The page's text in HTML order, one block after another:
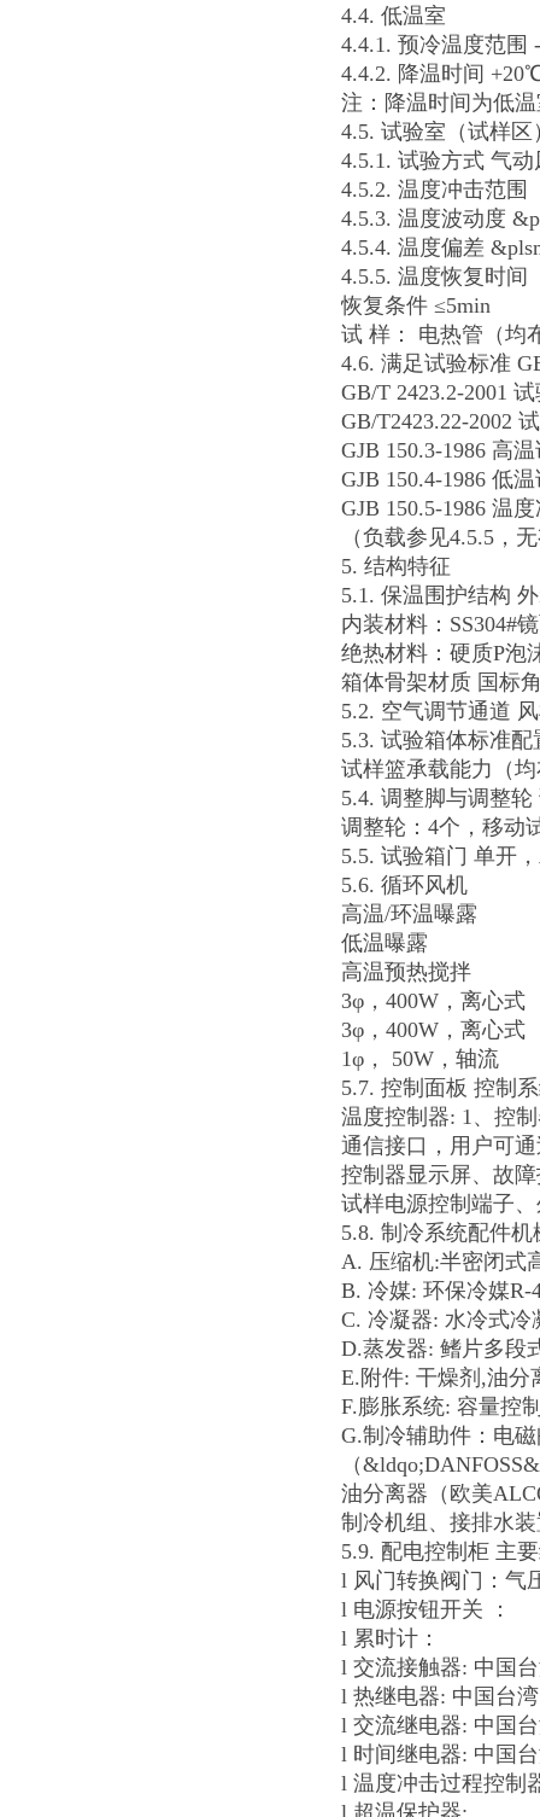
4.4. 低温室
4.4.1. 预冷温度范
4.4.2. 降温时间
注：降温时间为低
4.5. 试验室（试样区
4.5.1. 试验方式 气
4.5.2. 温度冲击范
4.5.3. 温度波动度
4.5.4. 温度偏差
4.5.5. 温度恢复时间
恢复条件 ≤5min
试 样： 电热管（均
4.6. 满足试验标准
GB/T 2423.2-2001
GB/T2423.22-2002
GJB 150.3-1986 高
GJB 150.4-1986 低
GJB 150.5-1986 温
（负载参见4.5.5，
5. 结构特征
5.1. 保温围护结构
内装材料：SS304#
绝热材料：硬质P泡
箱体骨架材质 国标
5.2. 空气调节通道
5.3. 试验箱体标准
试样篮承载能力（
5.4. 调整脚与调整
调整轮：4个，移动
5.5. 试验箱门 单开
5.6. 循环风机
高温/环温曝露
低温曝露
高温预热搅拌
3φ，400W，离心式
3φ，400W，离心式
1φ， 50W，轴流
5.7. 控制面板 控制
温度控制器: 1、控
通信接口，用户可
控制器显示屏、故
试样电源控制端子
5.8. 制冷系统配件
A. 压缩机:半密闭式
B. 冷媒: 环保冷媒R-
C. 冷凝器: 水冷式冷
D.蒸发器: 鳍片多段
E.附件: 干燥剂,油分
F.膨胀系统: 容量控
G.制冷辅助件：电
（
油分离器（欧美
制冷机组、接排水
5.9. 配电控制柜 主
l 风门转换阀门：气
l 电源按钮开关 ：
l 累时计：
l 交流接触器: 中国
l 热继电器: 中国台湾
l 交流继电器: 中国
l 时间继电器: 中国
l 温度冲击过程控制
l 超温保护器: